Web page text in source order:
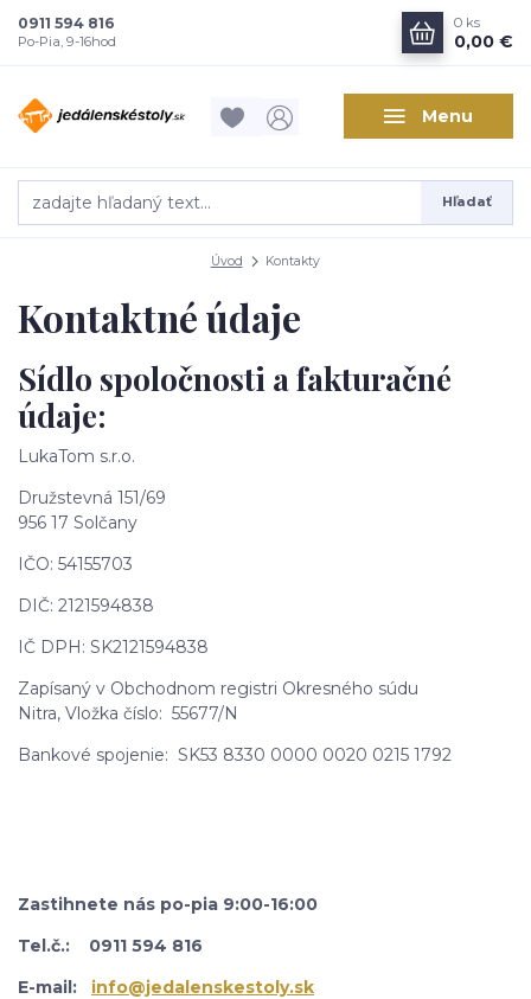
Menu
Hľadať
0911 594 816
Po-Pia, 9-16hod
0 ks
0,00 €
Úvod Kontakty
Kontaktné údaje
Sídlo spoločnosti a fakturačné
údaje:
LukaTom s.r.o.
Družstevná 151/69
956 17 Solčany
IČO: 54155703
DIČ: 2121594838
IČ DPH: SK2121594838
Zapísaný v Obchodnom registri Okresného súdu
Nitra, Vložka číslo: 55677/N
Bankové spojenie: SK53 8330 0000 0020 0215 1792
Zastihnete nás po-pia 9:00-16:00
Tel.č.: 0911 594 816
E-mail: info@jedalenskestoly.sk